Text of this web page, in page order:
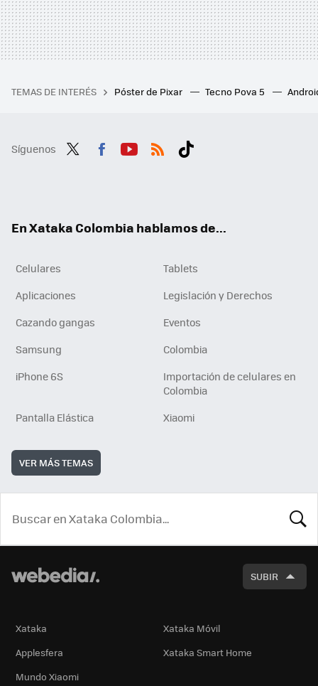
TEMAS DE INTERÉS Póster de Pixar Tecno Pova 5
Síguenos
En Xataka Colombia hablamos de...
Celulares
Tablets
Aplicaciones
Legislación y Derechos
Cazando gangas
Eventos
Samsung
Colombia
iPhone 6S
Importación de celulares en
Colombia
Pantalla Elástica
Xiaomi
VER MÁS TEMAS
SUBIR
Xataka
Xataka Móvil
Applesfera
Xataka Smart Home
Mundo Xiaomi